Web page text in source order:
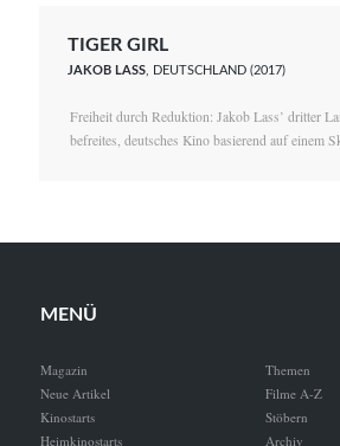
TIGER GIRL
JAKOB LASS , DEUTSCHLAND (2017)
Freiheit durch Reduktion: Jakob Lass’ dritter
befreites, deutsches Kino basierend auf einem
MENÜ
Magazin
Neue Artikel
Kinostarts
Heimkinostarts
Themen
Filme A-Z
Stöbern
Archiv